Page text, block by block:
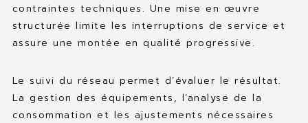
contraintes techniques. Une mise en œuvre
structurée limite les interruptions de service et
assure une montée en qualité progressive.
Le suivi du réseau permet d’évaluer le résultat.
La gestion des équipements, l’analyse de la
consommation et les ajustements nécessaires